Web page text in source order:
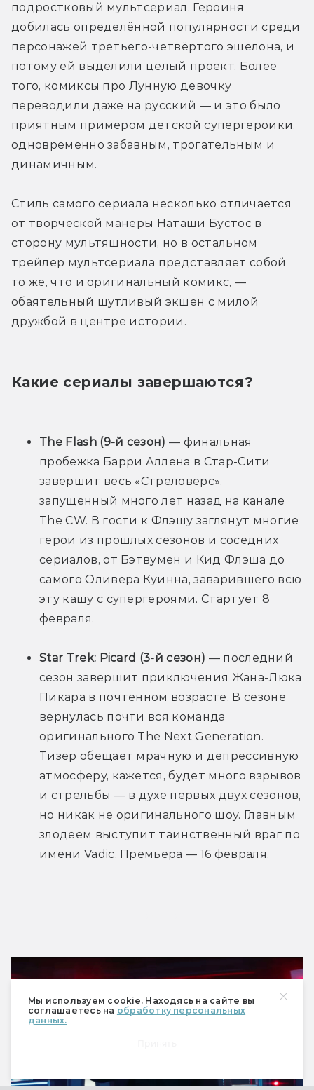
Мы используем cookie. Находясь на сайте вы
соглашаетесь на обработку персональных
данных.
подростковый мультсериал. Героиня
добилась определённой популярности среди
персонажей третьего-четвёртого эшелона, и
потому ей выделили целый проект. Более
того, комиксы про Лунную девочку
переводили даже на русский — и это было
приятным примером детской супергероики,
одновременно забавным, трогательным и
динамичным.
Стиль самого сериала несколько отличается
от творческой манеры Наташи Бустос в
сторону мультяшности, но в остальном
трейлер мультсериала представляет собой
то же, что и оригинальный комикс, —
обаятельный шутливый экшен с милой
дружбой в центре истории.
Какие сериалы завершаются?
The Flash (9-й сезон) — финальная
пробежка Барри Аллена в Стар-Сити
завершит весь «Стреловёрс»,
запущенный много лет назад на канале
The CW. В гости к Флэшу заглянут многие
герои из прошлых сезонов и соседних
сериалов, от Бэтвумен и Кид Флэша до
самого Оливера Куинна, заварившего всю
эту кашу с супергероями. Стартует 8
февраля.
Star Trek: Picard (3-й сезон) — последний
сезон завершит приключения Жана-Люка
Пикара в почтенном возрасте. В сезоне
вернулась почти вся команда
оригинального The Next Generation.
Тизер обещает мрачную и депрессивную
атмосферу, кажется, будет много взрывов
и стрельбы — в духе первых двух сезонов,
но никак не оригинального шоу. Главным
злодеем выступит таинственный враг по
имени Vadic. Премьера — 16 февраля.